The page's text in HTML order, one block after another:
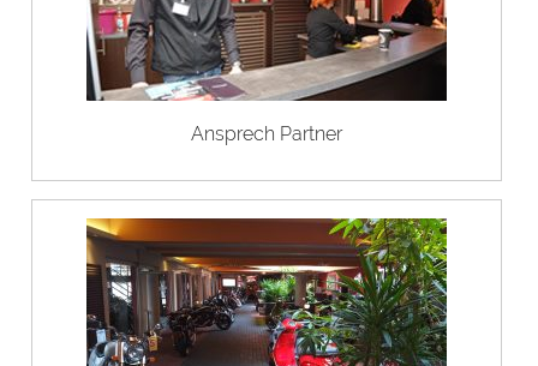
Ansprech Partner